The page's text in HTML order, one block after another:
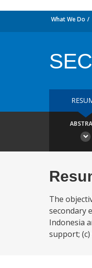
What We Do
The
secondary
Indonesia
support;